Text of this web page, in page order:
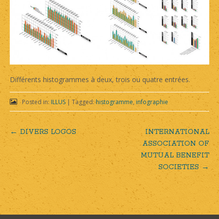
Différents histogrammes à deux, trois ou quatre entrées.
Posted in: ILLUS | Tagged:histogramme, infographie
Post
navigation
← DIVERS LOGOS
INTERNATIONAL
ASSOCIATION OF
MUTUAL BENEFIT
SOCIETIES→